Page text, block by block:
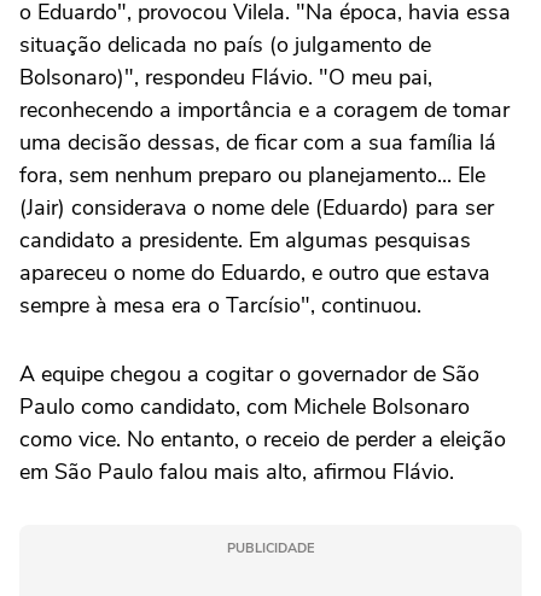
o Eduardo", provocou Vilela. "Na época, havia essa
situação delicada no país (o julgamento de
Bolsonaro)", respondeu Flávio. "O meu pai,
reconhecendo a importância e a coragem de tomar
uma decisão dessas, de ficar com a sua família lá
fora, sem nenhum preparo ou planejamento... Ele
(Jair) considerava o nome dele (Eduardo) para ser
candidato a presidente. Em algumas pesquisas
apareceu o nome do Eduardo, e outro que estava
sempre à mesa era o Tarcísio", continuou.
A equipe chegou a cogitar o governador de São
Paulo como candidato, com Michele Bolsonaro
como vice. No entanto, o receio de perder a eleição
em São Paulo falou mais alto, afirmou Flávio.
PUBLICIDADE